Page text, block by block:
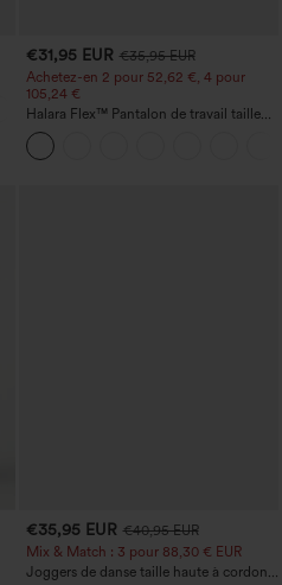
€31,95 EUR €35,95 EUR
Achetez-en 2 pour 52,62 €, 4 pour
105,24 €
Halara Flex™ Pantalon de travail taille
haute sculptant la silhouette, gainant la
taille, avec poches, jambe large en
micro-gaufre
€35,95 EUR €40,95 EUR
Mix & Match : 3 pour 88,30 € EUR
Joggers de danse taille haute à cordon,